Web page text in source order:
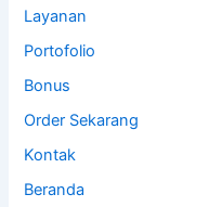
Layanan
Portofolio
Bonus
Order Sekarang
Kontak
Beranda